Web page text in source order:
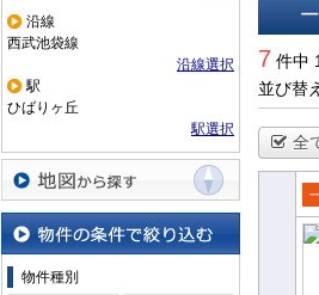
沿線・駅から探す
沿線
西武池袋線
沿線選択
駅
ひばりヶ丘
駅選択
地図から探す
物件の条件で絞り込む
物件種別
7 件中
並び替
全
て